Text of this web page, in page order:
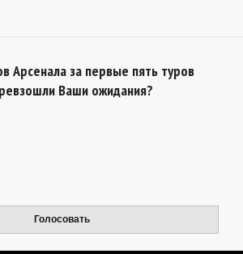
Арсенала за первые пять туров
Ваши ожидания?
Голосовать